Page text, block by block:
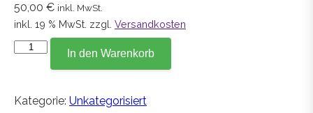
50,00 € inkl. MwSt.
inkl. 19 % MwSt. zzgl. Versandkosten
Koordinate
In den Warenkorb
Kategorie: Unkategorisiert